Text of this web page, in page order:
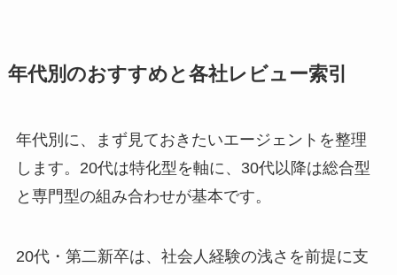
年代別のおすすめと各社レビュー索引
年代別に、まず見ておきたいエージェントを整理
します。20代は特化型を軸に、30代以降は総合型
と専門型の組み合わせが基本です。
20代・第二新卒は、社会人経験の浅さを前提に支